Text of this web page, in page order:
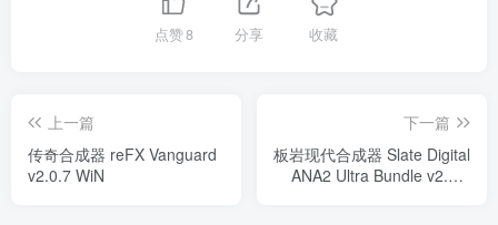
点赞8 分享 收藏
上一篇
传奇合成器 reFX Vanguard
v2.0.7 WiN
下一篇
板岩现代合成器 Slate Digital
ANA2 Ultra Bundle v2.5.3